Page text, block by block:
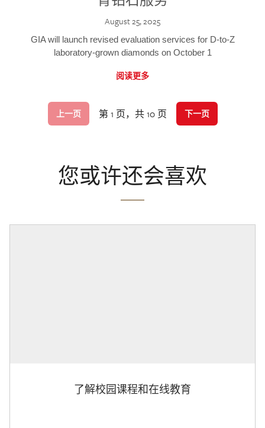
August 25, 2025
GIA will launch revised evaluation services for D-to-Z
laboratory-grown diamonds on October 1
阅读更多
上一页 第 1 页，共 10 页 下一页
您或许还会喜欢
了解校园课程和在线教育